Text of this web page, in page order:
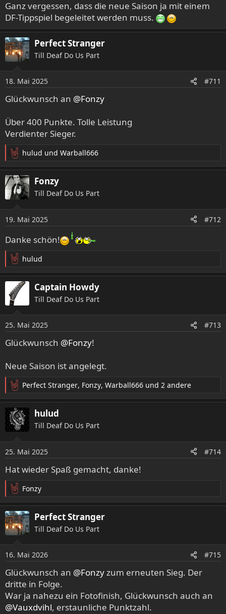
Ganz vergessen, dass die neue Saison ja mit einem
DF-Tippspiel begeleitet werden muss.
Perfect Stranger
Till Deaf Do Us Part
18. Mai 2025 #711
Glückwunsch an @Fonzy
Über 400 Punkte. Tolle Leistung
Verdienter Sieger.
R
e
a
k
t
n
n
:
hulud und Warball666
Fonzy
Till Deaf Do Us Part
19. Mai 2025 #712
Danke schön!
R
e
a
k
t
n
e
n
hulud
Captain Howdy
Till Deaf Do Us Part
25. Mai 2025 #713
Glückwunsch @Fonzy!
Neue Saison ist angelegt.
R
e
a
k
t
n
e
n
Perfect Stranger, Fonzy, Warball666 und 2 andere
hulud
Till Deaf Do Us Part
25. Mai 2025 #714
Hat wieder Spaß gemacht, danke!
R
e
a
k
t
n
e
n
:
Fonzy
Perfect Stranger
Till Deaf Do Us Part
16. Mai 2026 #715
Glückwunsch an @Fonzyzum erneuten Sieg. Der
dritte in Folge.
War ja nahezu ein Fotofinish, Glückwunsch auch an
@Vauxdvihl, erstaunliche Punktzahl.